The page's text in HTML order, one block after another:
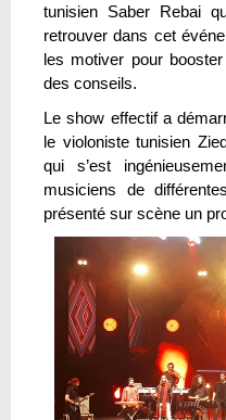
tunisien Saber Rebai
retrouver dans cet
les motiver pour
des conseils.
Le show effectif a
le violoniste tunisien
qui s’est
musiciens de
présenté sur scène un